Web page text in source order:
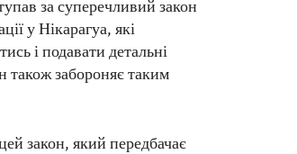
за суперечливий закон
у Нікарагуа, які
і подавати детальні
також забороняє таким
закон, який передбачає